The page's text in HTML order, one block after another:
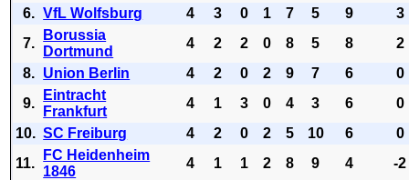
6. VfL Wolfsburg 4 3 0 1 7 5 9
3
7.
Borussia
Dortmund
4 2 2 0 8 5 8
2
8. Union Berlin 4 2 0 2 9 7 6
0
9.
Eintracht
Frankfurt
4 1 3 0 4 3 6
0
10. SC Freiburg 4 2 0 2 5 10 6
0
11.
FC Heidenheim
1846
4 1 1 2 8 9 4
-2